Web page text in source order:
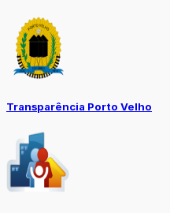
Transparência Porto Velho